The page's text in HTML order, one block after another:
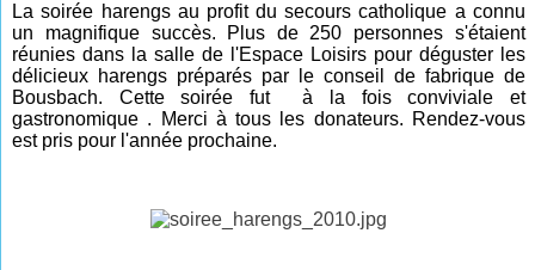
La soirée harengs au profit du secours catholique a connu
un magnifique succès. Plus de 250 personnes s'étaient
réunies dans la salle de l'Espace Loisirs pour déguster les
délicieux harengs préparés par le conseil de fabrique de
Bousbach. Cette soirée fut à la fois conviviale et
gastronomique . Merci à tous les donateurs. Rendez-vous
est pris pour l'année prochaine.